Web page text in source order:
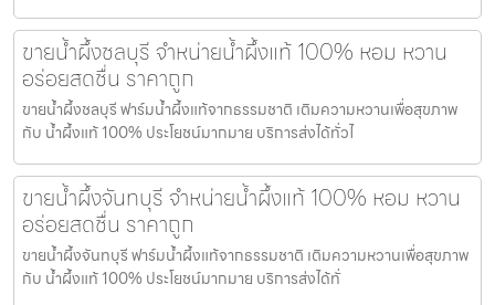
ขายน้ำผึ้งชลบุรี จำหน่ายน้ำผึ้งแท้ 100% หอม หวาน
อร่อยสดชื่น ราคาถูก
ขายน้ำผึ้งชลบุรี ฟาร์มน้ำผึ้งแท้จากธรรมชาติ เติมความหวานเพื่อสุขภาพ
กับ น้ำผึ้งแท้ 100% ประโยชน์มากมาย บริการส่งได้ทั่วไ
ขายน้ำผึ้งจันทบุรี จำหน่ายน้ำผึ้งแท้ 100% หอม หวาน
อร่อยสดชื่น ราคาถูก
ขายน้ำผึ้งจันทบุรี ฟาร์มน้ำผึ้งแท้จากธรรมชาติ เติมความหวานเพื่อสุขภาพ
กับ น้ำผึ้งแท้ 100% ประโยชน์มากมาย บริการส่งได้ทั่